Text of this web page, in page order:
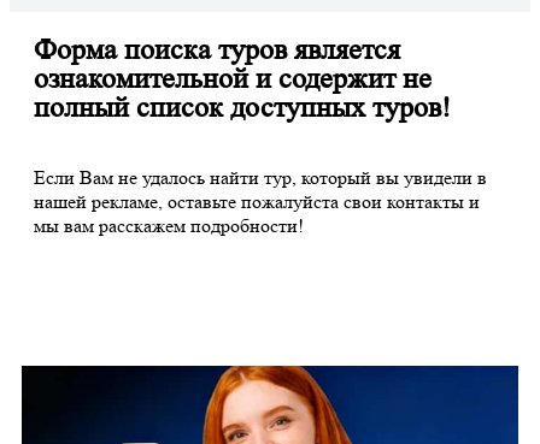
Форма поиска туров является
ознакомительной и содержит не
полный список доступных туров!
Если Вам не удалось найти тур, который вы увидели в
нашей рекламе, оставьте пожалуйста свои контакты и
мы вам расскажем подробности!